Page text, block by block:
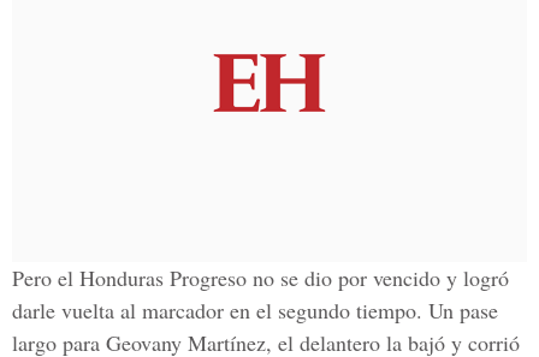
Pero el Honduras Progreso no se dio por vencido y logró
darle vuelta al marcador en el segundo tiempo. Un pase
largo para Geovany Martínez, el delantero la bajó y corrió